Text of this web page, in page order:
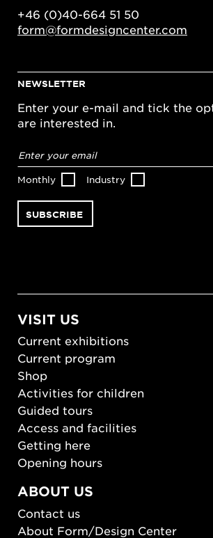
+46 (0)40-664 51 50
form@formdesigncenter.com
NEWSLETTER
Enter your e-mail and tick the
are interested in.
address*
Monthly Industry
VISIT US
Current exhibitions
Current program
Shop
Activities for children
Guided tours
Access and facilities
Getting here
Opening hours
ABOUT US
Contact us
About Form/Design Center